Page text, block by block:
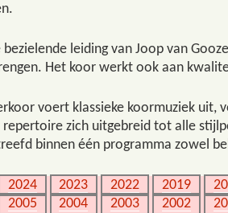
bezielende leiding van Joop van
Het koor werkt ook aan
voert klassieke koormuziek uit,
zich uitgebreid tot alle
binnen één programma zowel
2024 2023 2022 2019
2005 2004 2003 2002